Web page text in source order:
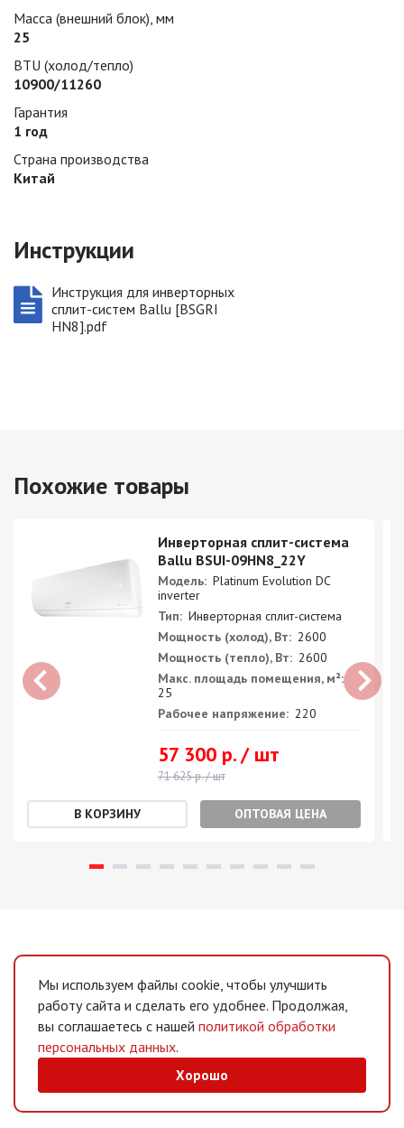
Масса (внешний блок), мм
25
BTU (холод/тепло)
10900/11260
Гарантия
1 год
Страна производства
Китай
Инструкции
Инструкция для инверторных
сплит-систем Ballu [BSGRI
HN8].pdf
Похожие товары
Инверторная сплит-система
Ballu BSUI-09HN8_22Y
Модель: Platinum Evolution DC
inverter
Тип: Инверторная сплит-система
Мощность (холод), Вт: 2600
Мощность (тепло), Вт: 2600
Макс. площадь помещения, м²:
25
Рабочее напряжение: 220
57 300 р. / шт
71 625 р. / шт
ОПТОВАЯ ЦЕНА
Мы используем файлы cookie, чтобы улучшить
работу сайта и сделать его удобнее. Продолжая,
вы соглашаетесь с нашей политикой обработки
персональных данных.
Хорошо